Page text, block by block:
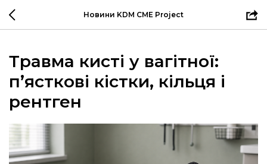
Новини KDM CME Project
Травма кисті у вагітної:
п’ясткові кістки, кільця і
рентген